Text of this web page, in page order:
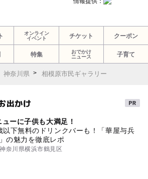
オンライン
イベント
チケット クーポン
特集
おでかけ
ニュース
子育て
神奈川県 相模原市民ギャラリー
出かけ
ーに子供も大満足！
以下無料のドリンクバーも！「華屋与兵
の魅力を徹底レポ
神奈川県横浜市鶴見区